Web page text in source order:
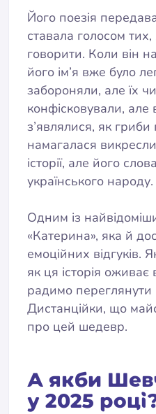
Його поезія
ставала голосом
говорити. Коли він
його ім’я вже було
забороняли, але їх
конфісковували,
з’являлися, як
намагалася
історії, але його
українського народу.
Одним із
«Катерина», яка й
емоційних відгуків.
як ця історія
радимо переглянути
Дистанційки, що
про цей шедевр.
А якби
у 2025